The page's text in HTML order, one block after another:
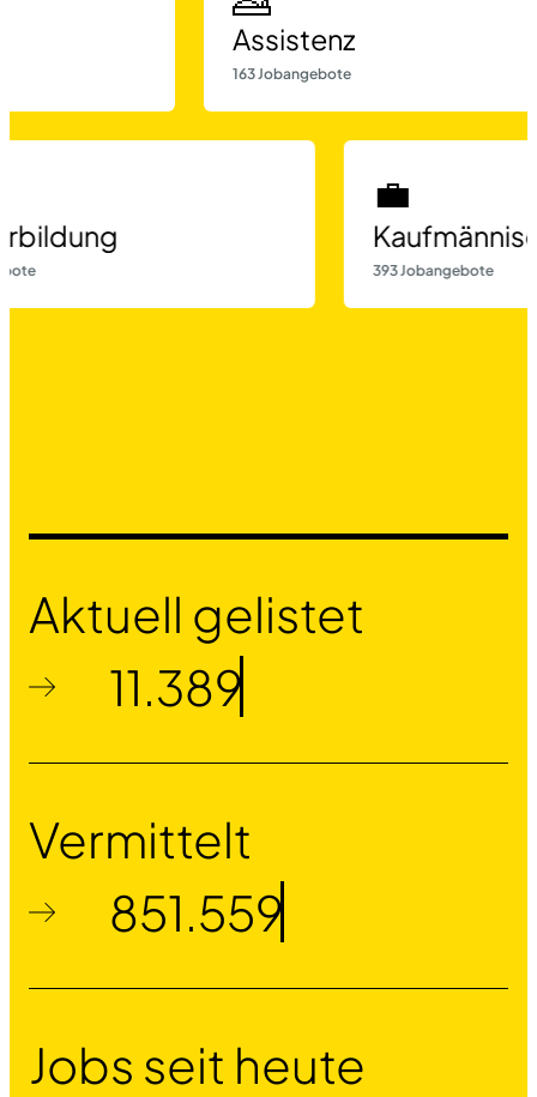
Assistenz
163 Jobangebote
Weiterbildung
5 Jobangebote 393
Aktuell gelistet
11.389
Vermittelt
851.559
Jobs seit heute